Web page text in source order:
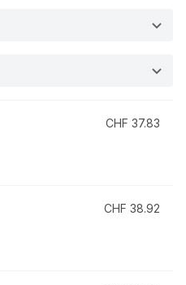
CHF 37.83
CHF 38.92